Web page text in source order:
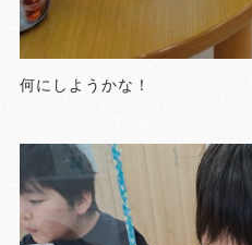
何にしようかな！